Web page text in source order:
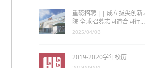
重磅招聘 || 成立拔尖创新
院 全球招募志同道合同行…
2025/04/03
2019-2020学年校历